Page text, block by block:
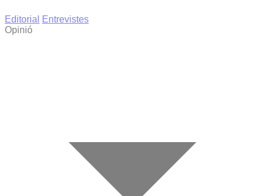
Editorial
Entrevistes
Opinió